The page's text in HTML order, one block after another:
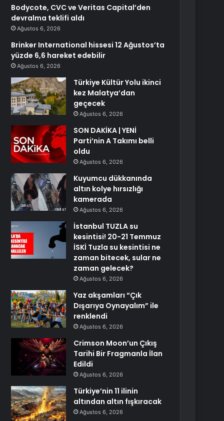
Bodycote, CVC ve Veritas Capital’den
devralma teklifi aldı
Ağustos 6, 2026
Brinker International hissesi 12 Ağustos’ta
yüzde 6,6 hareket edebilir
Ağustos 6, 2026
Türkiye Kültür Yolu ikinci
kez Malatya’dan
geçecek
Ağustos 6, 2026
SON DAKİKA | YENİ
Parti’nin A Takımı belli
oldu
Ağustos 6, 2026
Kuyumcu dükkanında
altın kolye hırsızlığı
kamerada
Ağustos 6, 2026
İstanbul TUZLA su
kesintisi! 20-21 Temmuz
İSKİ Tuzla su kesintisi ne
zaman bitecek, sular ne
zaman gelecek?
Ağustos 6, 2026
Yaz akşamları “Çık
Dışarıya Oynayalım” ile
renklendi
Ağustos 6, 2026
Crimson Moon’un Çıkış
Tarihi Bir Fragmanla İlan
Edildi
Ağustos 6, 2026
Türkiye’nin 11 ilinin
altından altın fışkıracak
Ağustos 6, 2026